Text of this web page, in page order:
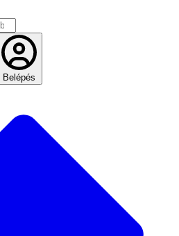
Belépés